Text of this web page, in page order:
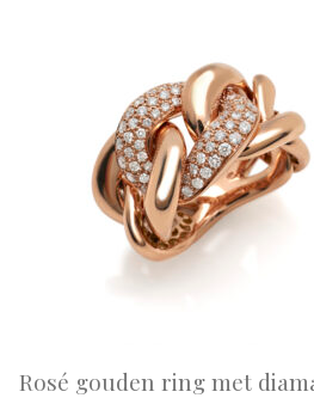
Rosé gouden ring met